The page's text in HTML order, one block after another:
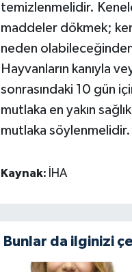
temizlenmelidir.
maddeler dökmek;
neden
Hayvanların kanıyla
sonrasındaki 10 gün
mutlaka en yakın
mutlaka söylenmelidir.
Kaynak: İHA
Bunlar da ilginizi